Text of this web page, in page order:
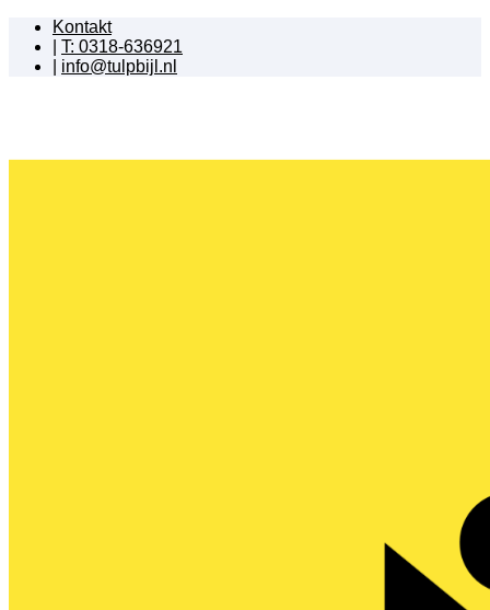
Kontakt
T: 0318-636921
info@tulpbijl.nl